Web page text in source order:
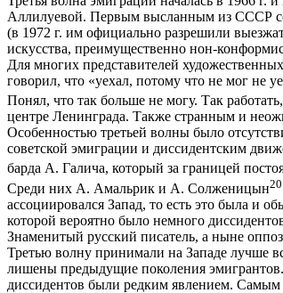
Аллилуевой. Первым высланным из СССР
(в 1972 г. им официально разрешили
искусства, преимущественно нон-
Для многих представителей
говорил, что «уехал, потому что не мог не
Понял, что так больше не могу. Так
центре Ленинграда. Также странным и
Особенностью третьей волны было
советской эмиграции и диссидентским
барда А. Галича, который за границей
Среди них А. Амальрик и А. Солженицын20
ассоциировался Запад, то есть это была и
которой вероятно было немного
Знаменитый русский писатель, а ныне
Третью волну принимали на Западе лучше
лишены предыдущие поколения
диссидентов были редким явлением.